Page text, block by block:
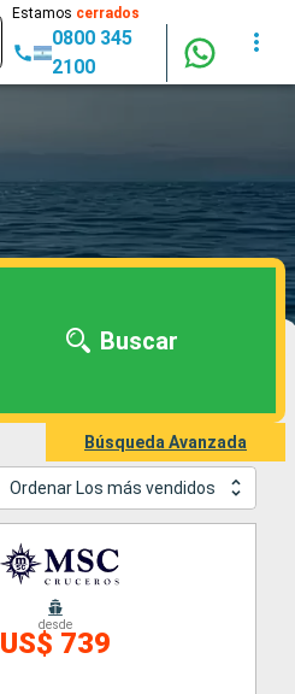
Estamos cerrados
0800 345
2100
Buscar
Búsqueda Avanzada
Ordenar Los más vendidos
desde
US$ 739